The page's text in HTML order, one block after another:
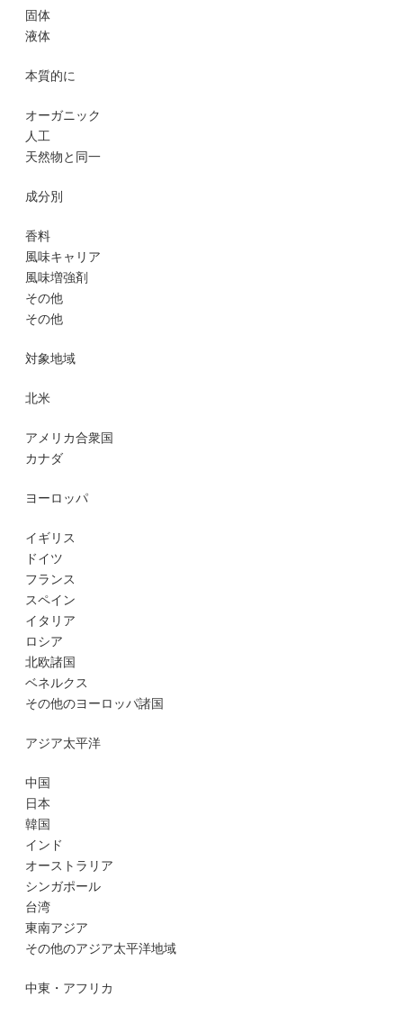
固体
液体
本質的に
オーガニック
人工
天然物と同一
成分別
香料
風味キャリア
風味増強剤
その他
その他
対象地域
北米
アメリカ合衆国
カナダ
ヨーロッパ
イギリス
ドイツ
フランス
スペイン
イタリア
ロシア
北欧諸国
ベネルクス
その他のヨーロッパ諸国
アジア太平洋
中国
日本
韓国
インド
オーストラリア
シンガポール
台湾
東南アジア
その他のアジア太平洋地域
中東・アフリカ